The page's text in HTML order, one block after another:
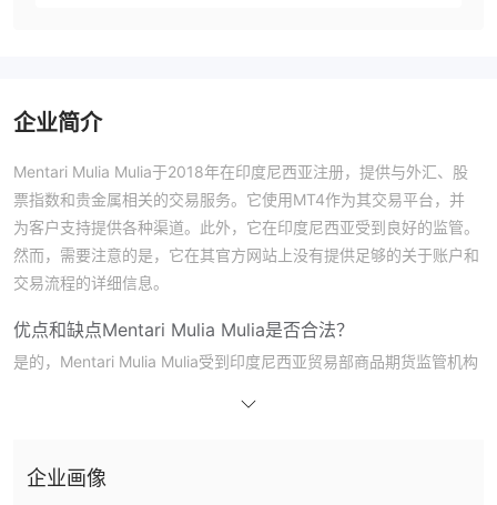
企业简介
Mentari Mulia Mulia于2018年在印度尼西亚注册，提供与外汇、股
票指数和贵金属相关的交易服务。它使用MT4作为其交易平台，并
为客户支持提供各种渠道。此外，它在印度尼西亚受到良好的监管。
然而，需要注意的是，它在其官方网站上没有提供足够的关于账户和
交易流程的详细信息。
优点和缺点Mentari Mulia Mulia是否合法？
是的，Mentari Mulia Mulia受到印度尼西亚贸易部商品期货监管机构
Mentari Mulia Mulia上可以交易什么？
企业画像